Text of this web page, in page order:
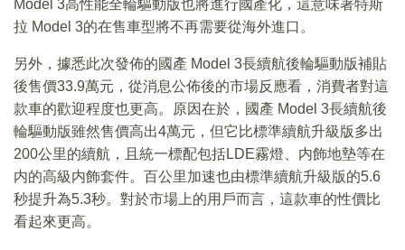
Model 3高性能全輪驅動版也將進行國產化，這意味著特斯
拉 Model 3的在售車型將不再需要從海外進口。
另外，據悉此次發佈的國產 Model 3長續航後輪驅動版補貼
後售價33.9萬元，從消息公佈後的市場反應看，消費者對這
款車的歡迎程度也更高。原因在於，國產 Model 3長續航後
輪驅動版雖然售價高出4萬元，但它比標準續航升級版多出
200公里的續航，且統一標配包括LDE霧燈、内飾地墊等在
内的高級内飾套件。百公里加速也由標準續航升級版的5.6
秒提升為5.3秒。對於市場上的用戶而言，這款車的性價比
看起來更高。